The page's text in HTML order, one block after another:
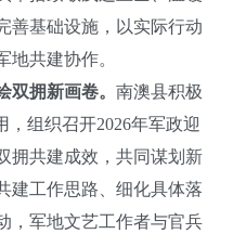
善基础设施，以实际行动
地共建协作。
双拥新画卷。 南澳县积极
，组织召开2026年军政迎
拥共建成效，共同谋划新
建工作思路、细化具体落
，军地文艺工作者与官兵